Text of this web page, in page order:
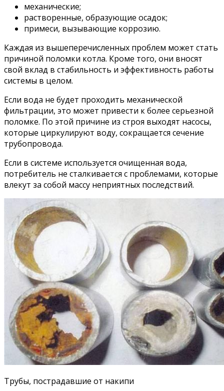
механические;
растворенные, образующие осадок;
примеси, вызывающие коррозию.
Каждая из вышеперечисленных проблем может стать
причиной поломки котла. Кроме того, они вносят
свой вклад в стабильность и эффективность работы
системы в целом.
Если вода не будет проходить механической
фильтрации, это может привести к более серьезной
поломке. По этой причине из строя выходят насосы,
которые циркулируют воду, сокращается сечение
трубопровода.
Если в системе используется очищенная вода,
потребитель не сталкивается с проблемами, которые
влекут за собой массу неприятных последствий.
Трубы, пострадавшие от накипи